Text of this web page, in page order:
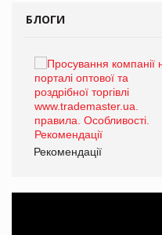
БЛОГИ
Рекомендації